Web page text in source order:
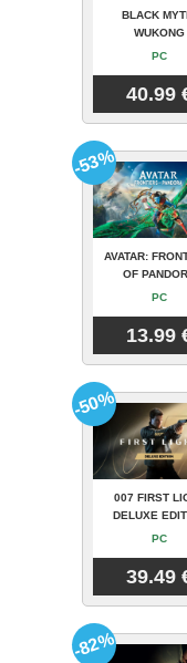
BLACK
WUKONG
PC
40.99
AVATAR:
OF
PC
13.99
-53%
007 FIRST
DELUXE
PC
39.49
-50%
-82%